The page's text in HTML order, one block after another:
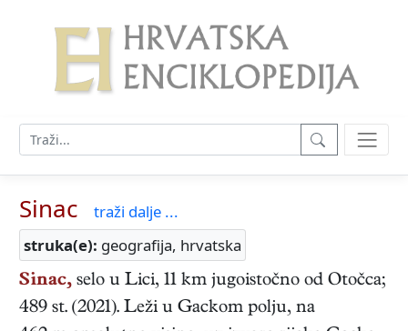
Sinac
traži dalje ...
struka(e): geografija, hrvatska
Sinac, selo u Lici, 11 km jugoistočno od Otočca;
489 st. (2021). Leži u Gackom polju, na